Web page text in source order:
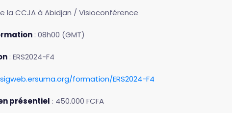
la CCJA à Abidjan / Visioconférence
: 08h00 (GMT)
: ERS2024-F4
formation/ERS2024-F4
présentiel : 450.000 FCFA